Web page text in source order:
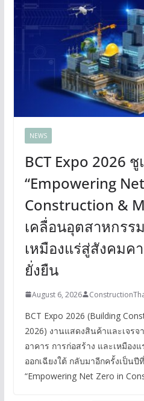
NEWS
BCT Expo 2026
“Empowering
Construction &
เคลื่อนอุตสาหกรร
เหมืองแร่สู่สังคมค
ยั่งยืน
August 6, 2026
BCT Expo 2026 (Building
2026) งานแสดงสินค้าและเจร
อาคาร การก่อสร้าง และเหมือง
ออกเฉียงใต้ กลับมาอีกครั้งเป็น
“Empowering Net Zero in